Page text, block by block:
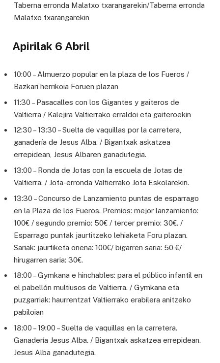
Taberna erronda Malatxo txarangarekin/Taberna erronda
Malatxo txarangarekin
Apirilak 6 Abril
10:00 – Almuerzo popular en la plaza de los Fueros /
Bazkari herrikoia Foruen plazan
11:30 – Pasacalles con los Gigantes y gaiteros de
Valtierra / Kalejira Valtierrako erraldoi eta gaiteroekin
12:30 – 13:30 – Suelta de vaquillas por la carretera,
ganadería de Jesus Alba. / Bigantxak askatzea
errepidean, Jesus Albaren ganadutegia.
13:00 – Ronda de Jotas con la escuela de Jotas de
Valtierra. / Jota-erronda Valtierrako Jota Eskolarekin.
13:30 – Concurso de Lanzamiento puntas de esparrago
en la Plaza de los Fueros. Premios: mejor lanzamiento:
100€ / segundo premio: 50€ / tercer premio: 30€. /
Esparrago puntak jaurtitzeko lehiaketa Foru plazan.
Sariak: jaurtiketa onena: 100€/ bigarren saria: 50 €/
hirugarren saria: 30€.
18:00 – Gymkana e hinchables: para el público infantil en
el pabellón multiusos de Valtierra. / Gymkana eta
puzgarriak: haurrentzat Valtierrako erabilera anitzeko
pabiloian
18:00 – 19:00 – Suelta de vaquillas en la carretera.
Ganadería Jesus Alba. / Bigantxak askatzea errepidean.
Jesus Alba ganadutegia.